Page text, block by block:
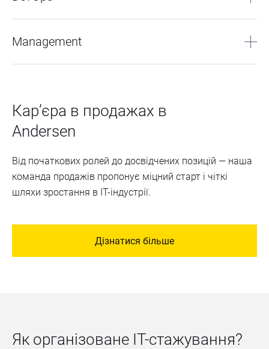
Data Analytics
Business Intelligence
Детальніше
Management
Детальніше
Карʼєра в продажах в
Andersen
Від початкових ролей до досвідчених позицій — наша
команда продажів пропонує міцний старт і чіткі
шляхи зростання в IT-індустрії.
Дізнатися більше
Як організоване IT-стажування?